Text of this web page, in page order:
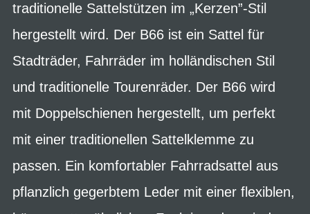
traditionelle Sattelstützen im „Kerzen”-Stil
hergestellt wird. Der B66 ist ein Sattel für
Stadträder, Fahrräder im holländischen Stil
und traditionelle Tourenräder. Der B66 wird
mit Doppelschienen hergestellt, um perfekt
mit einer traditionellen Sattelklemme zu
passen. Ein komfortabler Fahrradsattel aus
pflanzlich gegerbtem Leder mit einer flexiblen,